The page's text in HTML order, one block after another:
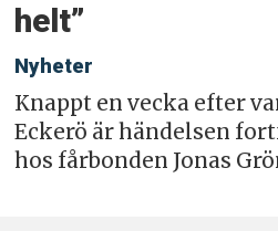
helt”
Nyheter
Knappt en vecka efter
Eckerö är händelsen
hos fårbonden Jonas